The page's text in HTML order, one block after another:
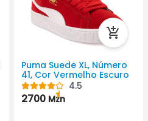
Puma Suede XL, Número
41, Cor Vermelho Escuro
4.5
2700 Mzn